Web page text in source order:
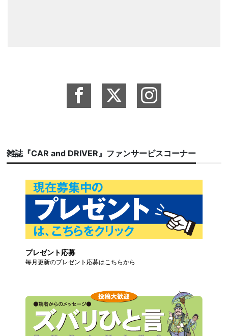
雑誌『CAR and DRIVER』ファンサービスコーナー
プレゼント応募
毎月更新のプレゼント応募はこちらから